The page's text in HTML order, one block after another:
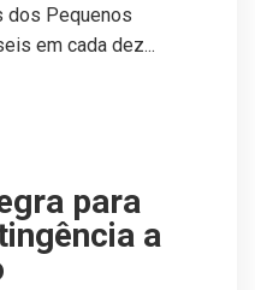
dos Pequenos
em cada dez...
para
a